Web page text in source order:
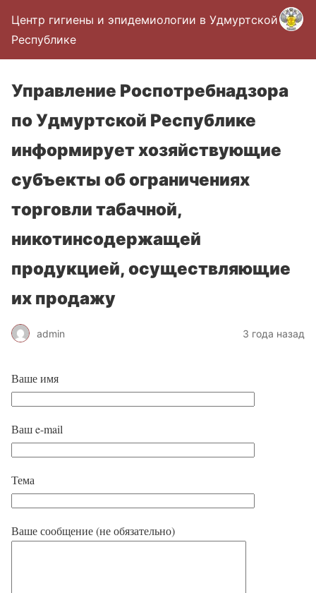
Центр гигиены и эпидемиологии в Удмуртской
Республике
Управление Роспотребнадзора
по Удмуртской Республике
информирует хозяйствующие
субъекты об ограничениях
торговли табачной,
никотинсодержащей
продукцией, осуществляющие
их продажу
admin 3 года назад
Ваше имя
Ваш e-mail
Тема
Ваше сообщение (не обязательно)